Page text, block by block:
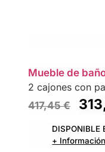
Mueble de
2 cajones con
417,45€
DISPONIBLE
+ Información